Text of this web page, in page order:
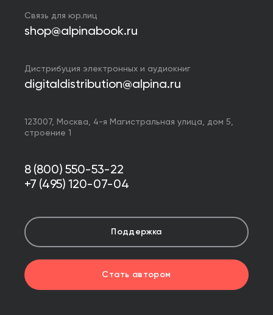
Связь для юр.лиц
shop@alpinabook.ru
Дистрибуция электронных и аудиокниг
digitaldistribution@alpina.ru
123007, Москва, 4-я Магистральная улица, дом 5,
строение 1
8 (800) 550-53-22
+7 (495) 120-07-04
Поддержка
Стать автором